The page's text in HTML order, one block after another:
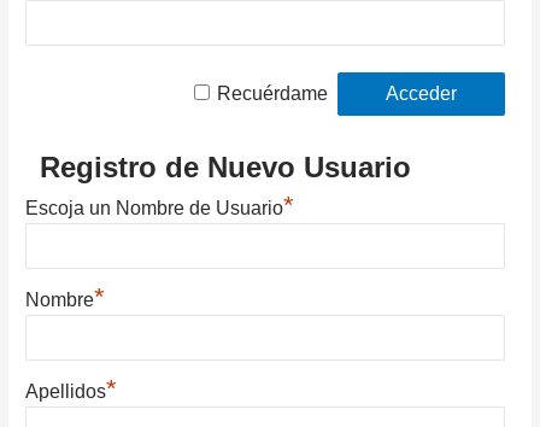
Recuérdame
Registro de Nuevo Usuario
Escoja un Nombre de Usuario*
Nombre*
Apellidos*